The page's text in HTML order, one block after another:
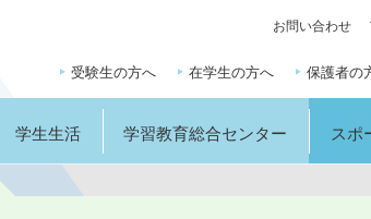
学生生活 学習教育総合センター スポ
受験生の方へ 在学生の方へ 保護者の
お問い合わせ